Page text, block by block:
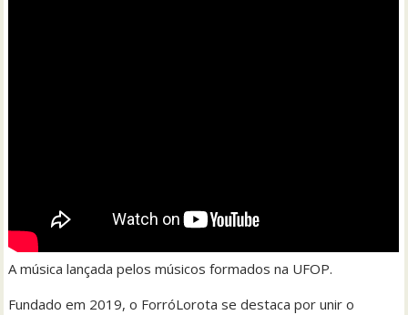
A música lançada pelos músicos formados na UFOP.
Fundado em 2019, o ForróLorota se destaca por unir o